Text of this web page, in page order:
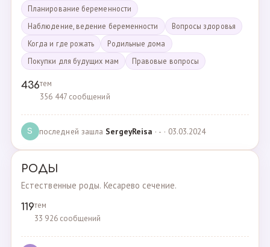
Планирование беременности
Наблюдение, ведение беременности
Вопросы здоровья
Когда и где рожать
Родильные дома
Покупки для будущих мам
Правовые вопросы
436тем
356 447 сообщений
S последней зашла SergeyReisa · - · 03.03.2024
РОДЫ
Естественные роды. Кесарево сечение.
119тем
33 926 сообщений